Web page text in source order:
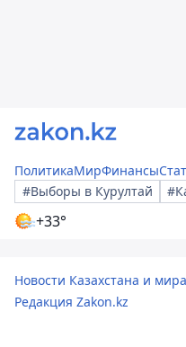
ПолитикаМирФинансы
#Выборы в Курултай
+33°
Новости Казахстана и
Редакция Zakon.kz